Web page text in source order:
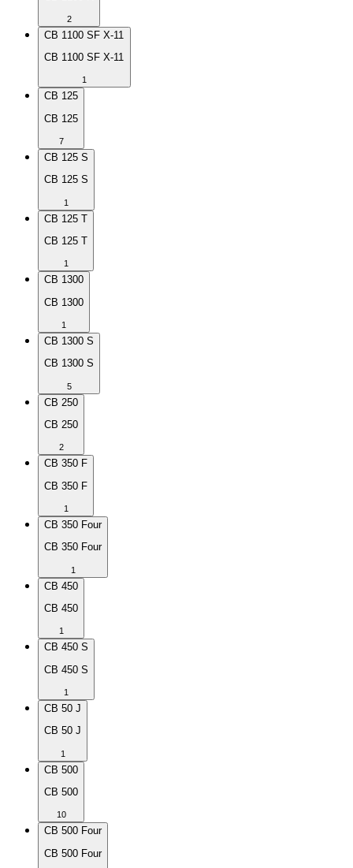
2
CB 1100 SF X-11
CB 1100 SF X-11
1
CB 125
CB 125
7
CB 125 S
CB 125 S
1
CB 125 T
CB 125 T
1
CB 1300
CB 1300
1
CB 1300 S
CB 1300 S
5
CB 250
CB 250
2
CB 350 F
CB 350 F
1
CB 350 Four
CB 350 Four
1
CB 450
CB 450
1
CB 450 S
CB 450 S
1
CB 50 J
CB 50 J
1
CB 500
CB 500
10
CB 500 Four
CB 500 Four